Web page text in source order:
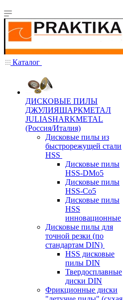
Каталог
ДИСКОВЫЕ ПИЛЫ
ДЖУЛИЯШАРКМЕТАЛ
JULIASHARKMETAL
(Россия/Италия)
Дисковые пилы из
быстрорежущей стали
HSS
Дисковые пилы
HSS-DMo5
Дисковые пилы
HSS-Co5
Дисковые пилы
HSS
инновационные
Дисковые пилы для
точной резки (по
стандартам DIN)
HSS дисковые
пилы DIN
Твердосплавные
диски DIN
Фрикционные диски